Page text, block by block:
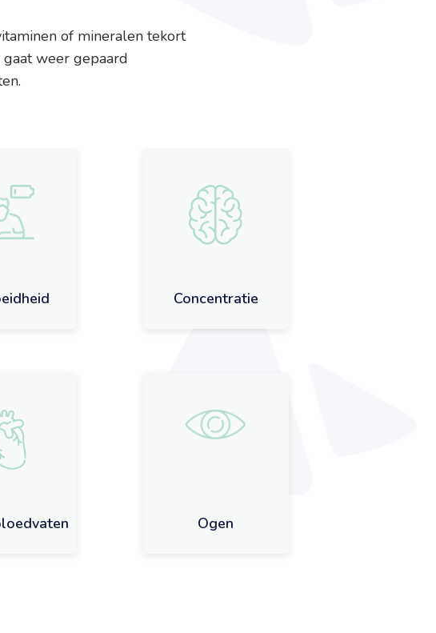
of mineralen tekort
weer gepaard
Concentratie
Ogen